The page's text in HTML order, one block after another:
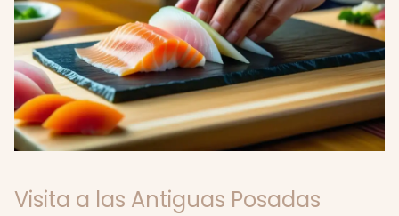
Visita a las Antiguas Posadas